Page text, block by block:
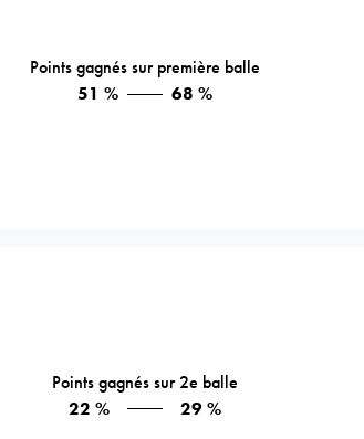
Points gagnés sur première balle
51 %
68 %
Points gagnés sur 2e balle
22 %
29 %